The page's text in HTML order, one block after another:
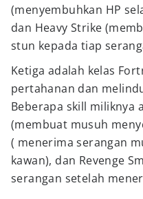
(menyembuhkan HP
dan Heavy Strike
stun kepada tiap
Ketiga adalah kelas
pertahanan dan
Beberapa skill miliknya
(membuat musuh
( menerima serangan
kawan), dan Revenge
serangan setelah